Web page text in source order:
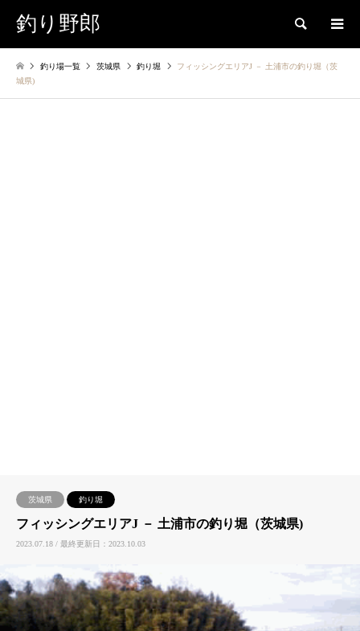
釣り野郎 検索
釣り場一覧 茨城県 釣り堀
フィッシングエリアJ － 土浦市の釣り堀（茨
城県)
茨城県 釣り堀
フィッシングエリアJ － 土浦市の釣り堀（茨城県)
2023.07.18 / 最終更新日：2023.10.03